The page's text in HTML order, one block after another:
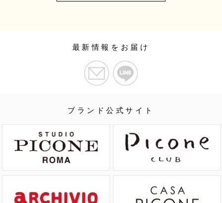
ブランド公式サイト
最新情報をお届け